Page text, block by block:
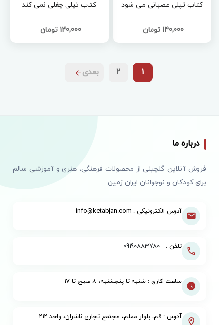
کتاب تپلی عصبانی می شود
140,000 تومان
کتاب تپلی چغلی نمی کند
140,000 تومان
1
2 بعدی
درباره ما
فروش آنلاین گلچینی از محصولات فرهنگی، هنری و آموزشی سالم
برای کودکان و نوجوانان ایران زمین
آدرس الکترونیکی : info@ketabjan.com
تلفن : -09190883780
ساعت کاری : شنبه تا پنجشنبه، ۸ صبح تا ۱۷
آدرس : قم، بلوار معلم، مجتمع تجاری ناشران، واحد ۲۱۲